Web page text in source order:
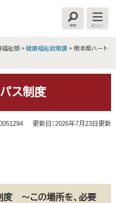
検
索
メ
ニ
ー
福祉部 > 健康福祉政策課 > 熊本県ハート
ス制度
更新日：2026年7月23日更新
度 ～この場所を、必要